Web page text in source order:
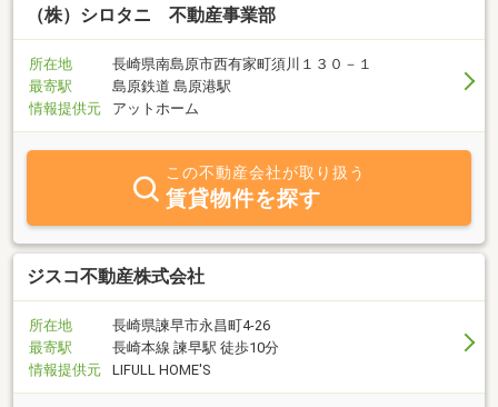
迎えしてきました。現在は長崎スタジアムシティ**で、ホーム・ア
に、一棟貸しの宿泊施設「Nagasaki Hill House」を建て、全国のサ
ポーター仲間や旅行者の皆さまが集まり、交流を深められる場所づ
くりにも取り組んでいます。これからも地域の皆さまと共に歩み、
（株）シロタニ 不動産事業部
所在地
長崎県南島原市西有家町須川１３０－１
最寄駅
島原鉄道 島原港駅
情報提供元
アットホーム
この不動産会社が取り扱う
賃貸物件を探す
ジスコ不動産株式会社
所在地
長崎県諫早市永昌町4-26
最寄駅
長崎本線 諫早駅 徒歩10分
情報提供元
LIFULL HOME'S